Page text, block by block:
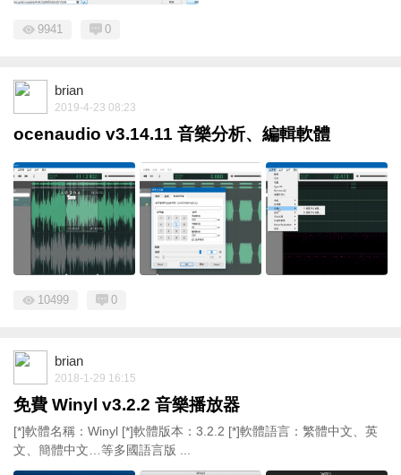
9941 0
brian
2019-4-23 08:23
ocenaudio v3.14.11 音樂分析、編輯軟體
10499 0
brian
2018-1-29 16:15
免費 Winyl v3.2.2 音樂播放器
[*]軟體名稱：Winyl [*]軟體版本：3.2.2 [*]軟體語言：繁體中文、英
文、簡體中文…等多國語言版 ...